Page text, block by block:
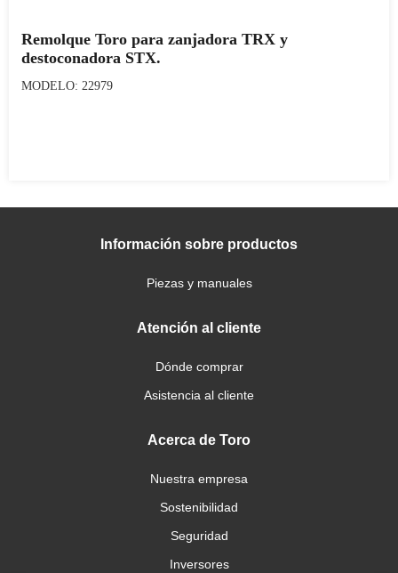
Remolque Toro para zanjadora TRX y
destoconadora STX.
MODELO: 22979
Información sobre productos
Piezas y manuales
Atención al cliente
Dónde comprar
Asistencia al cliente
Acerca de Toro
Nuestra empresa
Sostenibilidad
Seguridad
Inversores